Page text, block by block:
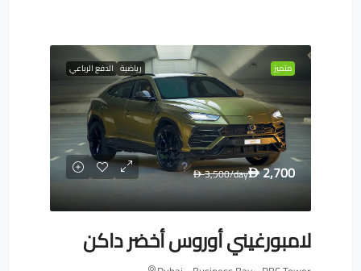
متميز رياضية الدفع الرباعي
D2,700
D3,500/day
لامبورغيني أوروس أخضر داكن